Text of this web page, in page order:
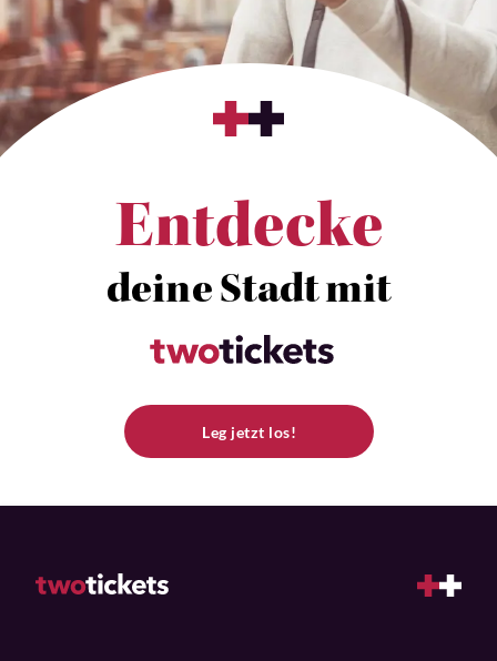
Entdecke
deine Stadt mit
Leg jetzt los!